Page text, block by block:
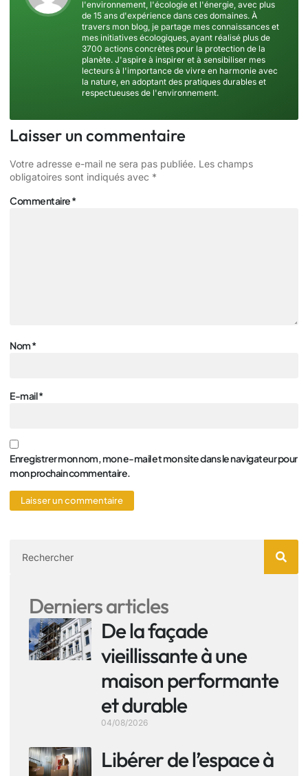
l'environnement, l'écologie et l'énergie, avec plus
de 15 ans d'expérience dans ces domaines. À
travers mon blog, je partage mes connaissances et
mes initiatives écologiques, ayant réalisé plus de
3700 actions concrètes pour la protection de la
planète. J'aspire à inspirer et à sensibiliser mes
lecteurs à l'importance de vivre en harmonie avec
la nature, en adoptant des pratiques durables et
respectueuses de l'environnement.
Laisser un commentaire
Votre adresse e-mail ne sera pas publiée. Les champs
obligatoires sont indiqués avec *
Commentaire*
Nom*
E-mail*
Enregistrer mon nom, mon e-mail et mon site dans le navigateur pour
mon prochain commentaire.
Derniers articles
De la façade
vieillissante à une
maison performante
et durable
04/08/2026
Libérer de l’espace à